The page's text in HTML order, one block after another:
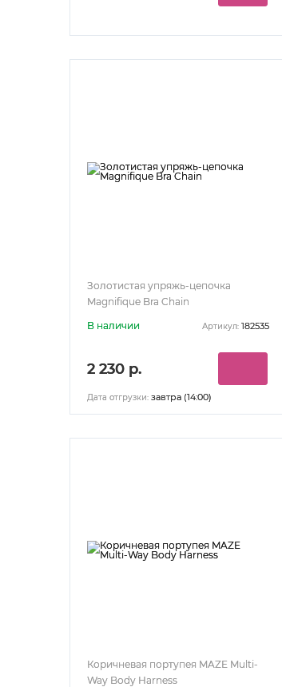
Золотистая упряжь-цепочка
Magnifique Bra Chain
В наличии
Артикул: 182535
2 230 р.
Дата отгрузки: завтра (14:00)
Коричневая портупея MAZE Multi-
Way Body Harness